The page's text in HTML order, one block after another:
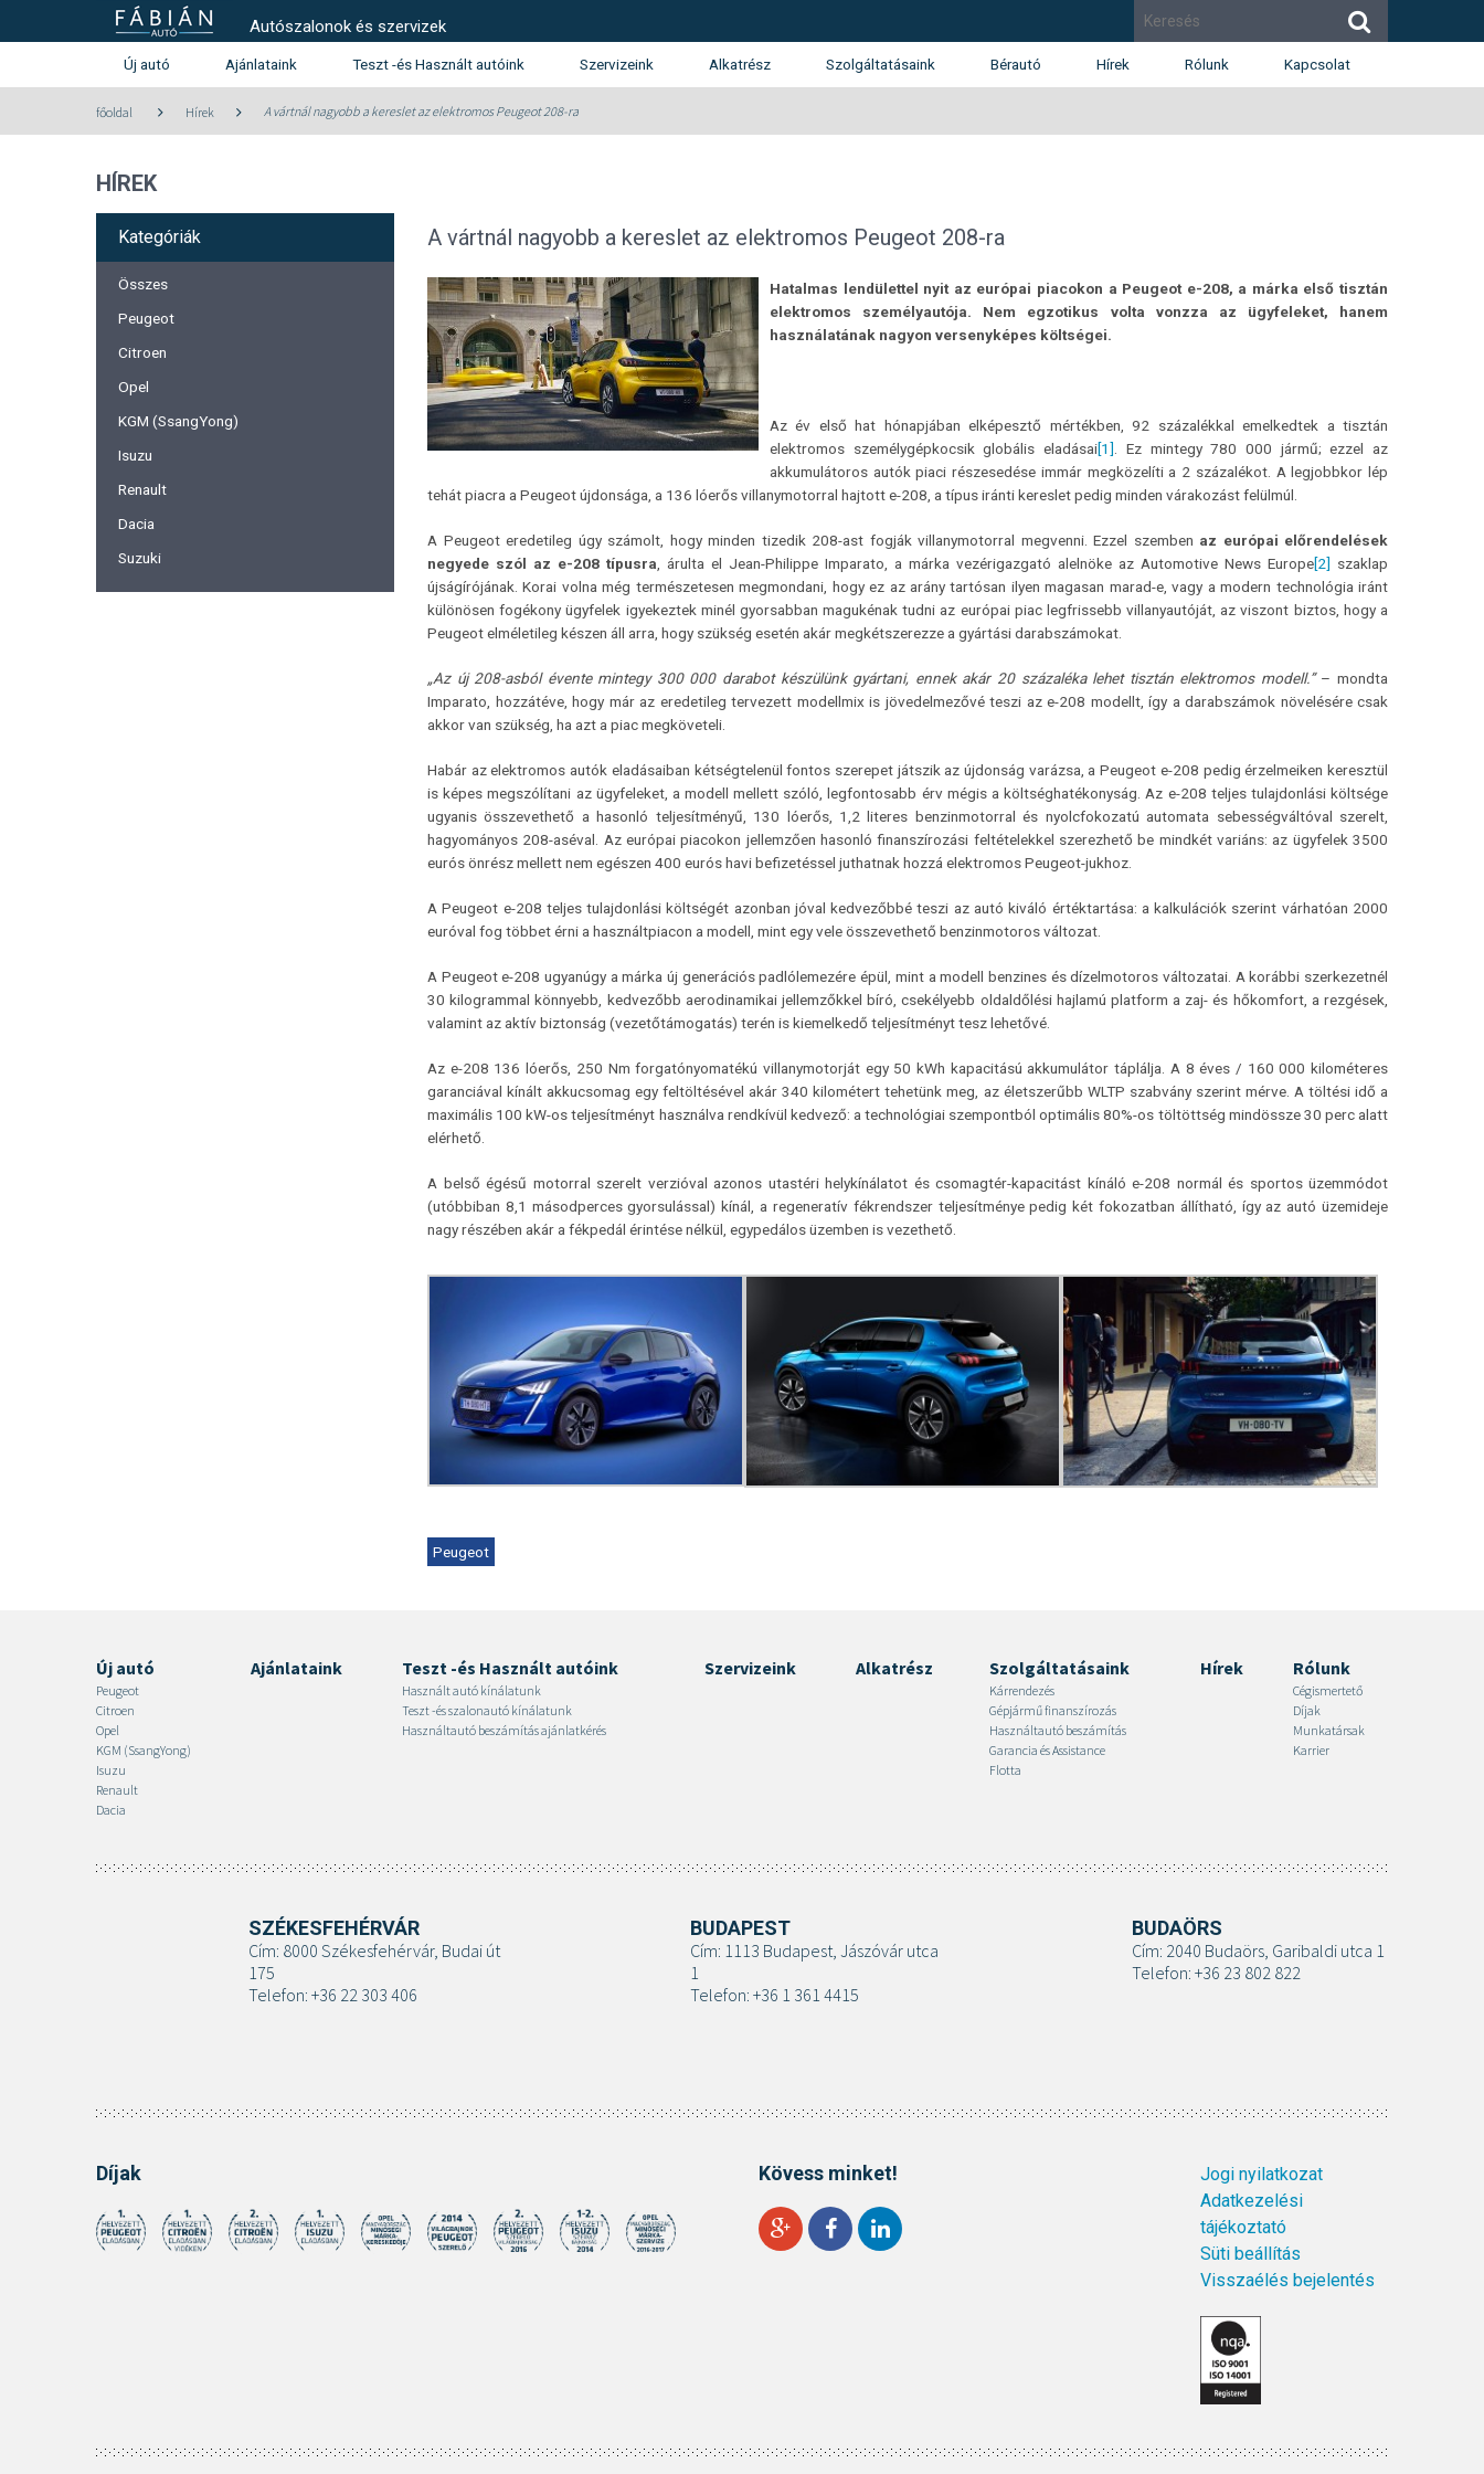
Autószalonok és szervizek
Új autó Ajánlataink Teszt -és Használt autóink
Használt autó kínálatunk
Szervizeink
SUZUKI márkaszerviz
Alkatrész Szolgáltatásaink
Garancia és Assistance
Flotta
Bérautó Hírek Rólunk Kapcsolat
főoldal Hírek A vártnál nagyobb a kereslet az elektromos Peugeot 208-ra
HÍREK
Kategóriák
Összes
Peugeot
Citroen
Opel
KGM (SsangYong)
Isuzu
Renault
Dacia
Suzuki
A vártnál nagyobb a kereslet az elektromos Peugeot 208-ra
Hatalmas lendülettel nyit az európai piacokon a Peugeot e-208, a márka első tisztán
elektromos személyautója. Nem egzotikus volta vonzza az ügyfeleket, hanem
használatának nagyon versenyképes költségei.
Az év első hat hónapjában elképesztő mértékben, 92 százalékkal emelkedtek a tisztán
elektromos személygépkocsik globális eladásai[1]
. Ez mintegy 780 000 jármű; ezzel az
akkumulátoros autók piaci részesedése immár megközelíti a 2 százalékot. A legjobbkor lép
tehát piacra a Peugeot újdonsága, a 136 lóerős villanymotorral hajtott e-208, a típus iránti kereslet pedig minden várakozást felülmúl.
A Peugeot eredetileg úgy számolt, hogy minden tizedik 208-ast fogják villanymotorral megvenni. Ezzel szemben az európai előrendelések
negyede szól az e-208 típusra , árulta el Jean-Philippe Imparato, a márka vezérigazgató alelnöke az Automotive News Europe[2] szaklap
újságírójának. Korai volna még természetesen megmondani, hogy ez az arány tartósan ilyen magasan marad-e, vagy a modern technológia iránt
különösen fogékony ügyfelek igyekeztek minél gyorsabban magukénak tudni az európai piac legfrissebb villanyautóját, az viszont biztos, hogy a
Peugeot elméletileg készen áll arra, hogy szükség esetén akár megkétszerezze a gyártási darabszámokat.
„Az új 208-asból évente mintegy 300 000 darabot készülünk gyártani, ennek akár 20 százaléka lehet tisztán elektromos modell.”– mondta
Imparato, hozzátéve, hogy már az eredetileg tervezett modellmix is jövedelmezővé teszi az e-208 modellt, így a darabszámok növelésére csak
akkor van szükség, ha azt a piac megköveteli.
Habár az elektromos autók eladásaiban kétségtelenül fontos szerepet játszik az újdonság varázsa, a Peugeot e-208 pedig érzelmeiken keresztül
is képes megszólítani az ügyfeleket, a modell mellett szóló, legfontosabb érv mégis a költséghatékonyság. Az e-208 teljes tulajdonlási költsége
ugyanis összevethető a hasonló teljesítményű, 130 lóerős, 1,2 literes benzinmotorral és nyolcfokozatú automata sebességváltóval szerelt,
hagyományos 208-aséval. Az európai piacokon jellemzően hasonló finanszírozási feltételekkel szerezhető be mindkét variáns: az ügyfelek 3500
eurós önrész mellett nem egészen 400 eurós havi befizetéssel juthatnak hozzá elektromos Peugeot-jukhoz.
A Peugeot e-208 teljes tulajdonlási költségét azonban jóval kedvezőbbé teszi az autó kiváló értéktartása: a kalkulációk szerint várhatóan 2000
euróval fog többet érni a használtpiacon a modell, mint egy vele összevethető benzinmotoros változat.
A Peugeot e-208 ugyanúgy a márka új generációs padlólemezére épül, mint a modell benzines és dízelmotoros változatai. A korábbi szerkezetnél
30 kilogrammal könnyebb, kedvezőbb aerodinamikai jellemzőkkel bíró, csekélyebb oldaldőlési hajlamú platform a zaj- és hőkomfort, a rezgések,
valamint az aktív biztonság (vezetőtámogatás) terén is kiemelkedő teljesítményt tesz lehetővé.
Az e-208 136 lóerős, 250 Nm forgatónyomatékú villanymotorját egy 50 kWh kapacitású akkumulátor táplálja. A 8 éves / 160 000 kilométeres
garanciával kínált akkucsomag egy feltöltésével akár 340 kilométert tehetünk meg, az életszerűbb WLTP szabvány szerint mérve. A töltési idő a
maximális 100 kW-os teljesítményt használva rendkívül kedvező: a technológiai szempontból optimális 80%-os töltöttség mindössze 30 perc alatt
elérhető.
A belső égésű motorral szerelt verzióval azonos utastéri helykínálatot és csomagtér-kapacitást kínáló e-208 normál és sportos üzemmódot
(utóbbiban 8,1 másodperces gyorsulással) kínál, a regeneratív fékrendszer teljesítménye pedig két fokozatban állítható, így az autó üzemideje
nagy részében akár a fékpedál érintése nélkül, egypedálos üzemben is vezethető.
Peugeot
Új autó
Peugeot
Citroen
Opel
KGM (SsangYong)
Isuzu
Renault
Dacia
Ajánlataink Teszt -és Használt autóink
Használt autó kínálatunk
Teszt -és szalonautó kínálatunk
Használtautó beszámítás ajánlatkérés
Szervizeink Alkatrész Szolgáltatásaink
Kárrendezés
Gépjármű finanszírozás
Használtautó beszámítás
Garancia és Assistance
Flotta
Hírek Rólunk
Cégismertető
Díjak
Munkatársak
Karrier
SZÉKESFEHÉRVÁR
Cím: 8000 Székesfehérvár, Budai út
175
Telefon: +36 22 303 406
BUDAPEST
Cím: 1113 Budapest, Jászóvár utca
1
Telefon: +36 1 361 4415
BUDAÖRS
Cím: 2040 Budaörs, Garibaldi utca 1
Telefon: +36 23 802 822
Díjak Kövess minket!
Jogi nyilatkozat
Adatkezelési
tájékoztató
Süti beállítás
Visszaélés bejelentés